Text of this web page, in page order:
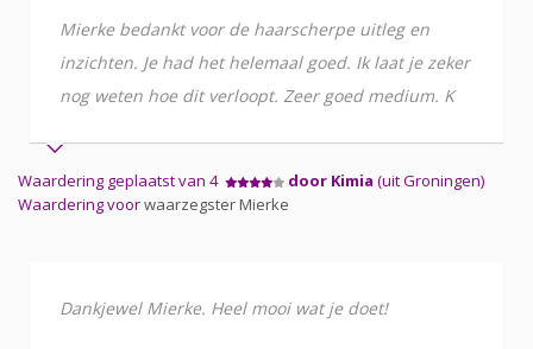
Mierke bedankt voor de haarscherpe uitleg en
inzichten. Je had het helemaal goed. Ik laat je zeker
nog weten hoe dit verloopt. Zeer goed medium. K
Waardering geplaatst van 4 door Kimia (uit Groningen)
Waardering voorwaarzegster Mierke
Dankjewel Mierke. Heel mooi wat je doet!